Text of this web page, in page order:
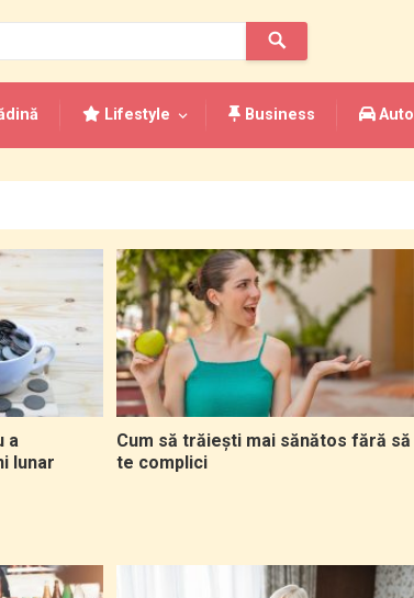
Lifestyle Business Auto
a
lunar
Cum să trăiești mai sănătos fără să
te complici